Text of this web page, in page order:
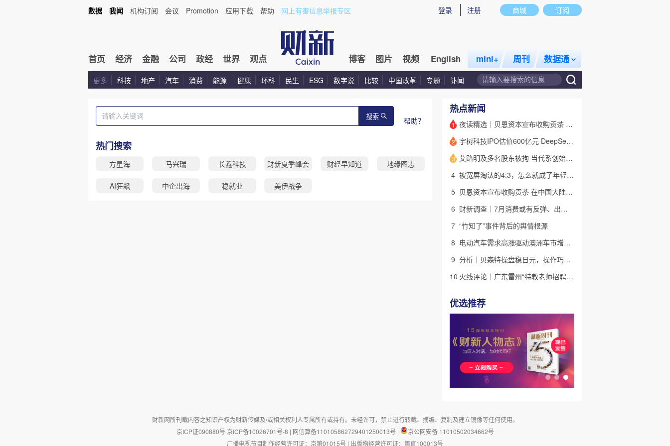
商城 订阅
登录 注册
数据 我闻 机构订阅 会议 Promotion 应用下载 帮助 网上有害信息举报专区
首页 经济 金融 公司 政经 世界 观点 博客 图片 视频 English mini+ 周刊 数据通
更多 科技 地产 汽车 消费 能源 健康 环科 民生 ESG 数字说 比较 中国改革 专题 讣闻
搜索 帮助？
热门搜索
方星海 马兴瑞 长鑫科技 财新夏季峰会 财经早知道 地缘图志
AI狂飙 中企出海 稳就业 美伊战争
热点新闻
1 夜读精选｜贝恩资本宣布收购贡茶 在中国大陆无法注册商标后退出市场
2 宇树科技IPO估值600亿元 DeepSeek参与战略配售
3
艾路明及多名股东被拘 当代系创始人因何此时被清算
4
被宽屏淘汰的4:3，怎么就成了年轻人的“梦核”？｜热点
5
贝恩资本宣布收购贡茶 在中国大陆无法注册商标后退出市场
6
财新调查｜7月消费或有反弹、出口维持强劲 受哪些因素带动？
7 “竹知了”事件背后的舆情根源
8
电动汽车需求高涨驱动澳洲车市增长 中国品牌表现强劲｜出海·汽车
9
分析｜贝森特操盘稳日元，操作巧思能否撬动美日货币基本面
10
火线评论｜广东雷州“特教老师招聘违规”很雷，仍有诸多疑点
优选推荐
财新网所刊载内容之知识产权为财新传媒及/或相关权利人专属所有或持有。未经许可，禁止进行转载、摘编、复制及建立镜像等任何使用。
京ICP证090880号 京ICP备10026701号-8 | 网信算备110105862729401250013号 |
京公网安备 11010502034662号
广播电视节目制作经营许可证：京第01015号 | 出版物经营许可证：第直100013号